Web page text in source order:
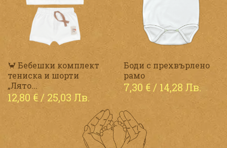
🦀 Бебешки комплект
тениска и шорти
„Лято...
12,80 € / 25,03 Лв.
Боди с прехвърлено
рамо
7,30 €/ 14,28 Лв.